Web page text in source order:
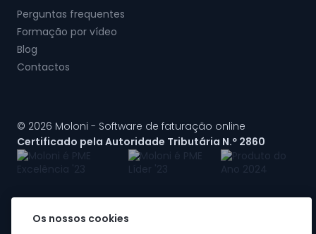
Perguntas frequentes
Formação por vídeo
Blog
Contactos
© 2026 Moloni - Software de faturação online
Certificado pela Autoridade Tributária N.º 2860
A Moloni faz parte dogrupo Visma
Os nossos cookies